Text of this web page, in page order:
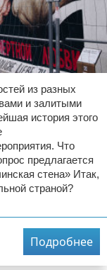
из разных
и залитыми
история этого
Что
предлагается
стена» Итак,
страной?
Подробнее